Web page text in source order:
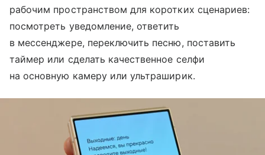
рабочим пространством для коротких сценариев:
посмотреть уведомление, ответить
в мессенджере, переключить песню, поставить
таймер или сделать качественное селфи
на основную камеру или ультраширик.